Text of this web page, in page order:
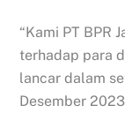
“Kami PT BPR
terhadap para
lancar dalam
Desember